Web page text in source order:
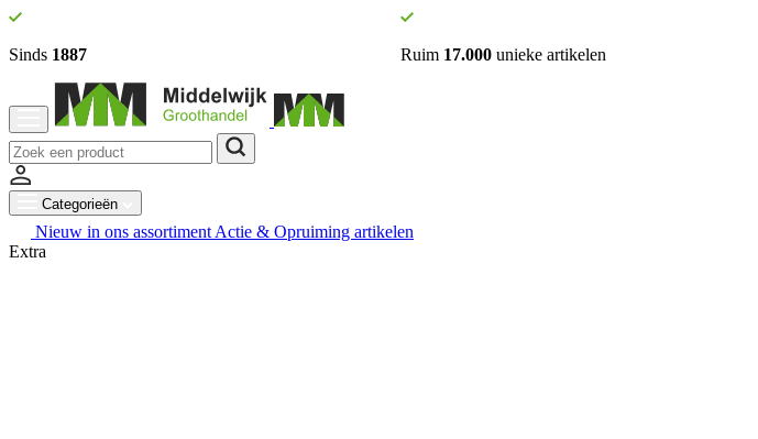
Sinds 1887 Ruim 17.000 unieke artikelen
Categorieën
Nieuw in ons assortiment Actie & Opruiming artikelen
Extra